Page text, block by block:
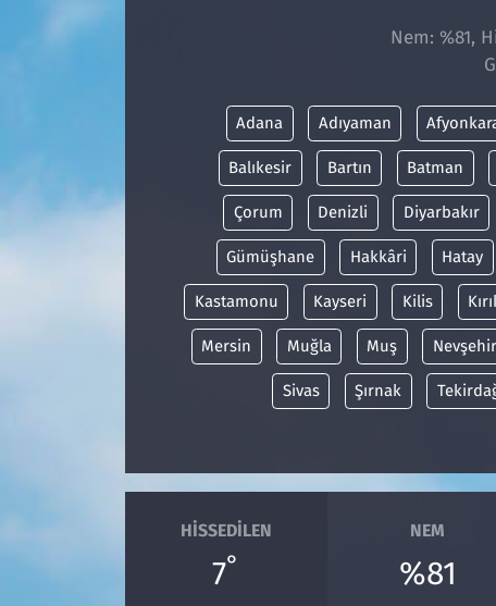
Nem: %81,
Adana Adıyaman
Balıkesir Bartın Batman
Çorum Denizli Diyarbakır
Gümüşhane Hakkâri Hatay
Kastamonu Kayseri Kilis
Mersin Muğla Muş Nevşehir
Sivas Şırnak
HISSEDILEN
7°
NEM
%81